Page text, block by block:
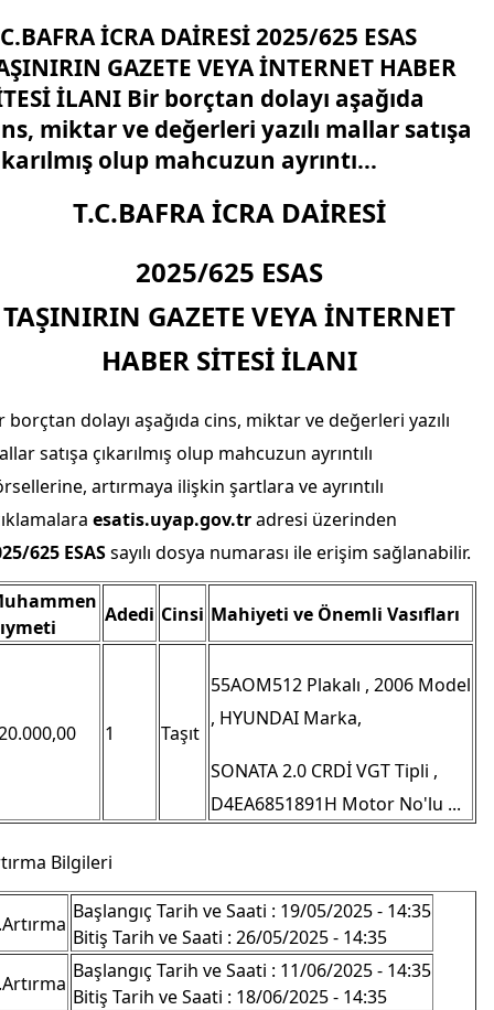
İCRA DAİRESİ 2025/625 ESAS
GAZETE VEYA İNTERNET HABER
İLANI Bir borçtan dolayı aşağıda
miktar ve değerleri yazılı mallar satışa
olup mahcuzun ayrıntı...
T.C.BAFRAİCRA DAİRESİ
2025/625 ESAS
TAŞINIRIN GAZETE VEYA İNTERNET
HABER SİTESİ İLANI
borçtan dolayı aşağıda cins, miktar ve değerleri yazılı
satışa çıkarılmış olup mahcuzun ayrıntılı
artırmaya ilişkin şartlara ve ayrıntılı
esatis.uyap.gov.tradresi üzerinden
625 ESASsayılı dosya numarası ile erişim sağlanabilir.
Adedi Cinsi Mahiyeti ve Önemli Vasıfları
1 Taşıt
55AOM512 Plakalı , 2006 Model
, HYUNDAI Marka,
SONATA 2.0 CRDİ VGT Tipli ,
D4EA6851891H Motor No'lu ...
Bilgileri
Başlangıç Tarih ve Saati : 19/05/2025 - 14:35
Bitiş Tarih ve Saati : 26/05/2025 - 14:35
Başlangıç Tarih ve Saati : 11/06/2025 - 14:35
Bitiş Tarih ve Saati : 18/06/2025 - 14:35